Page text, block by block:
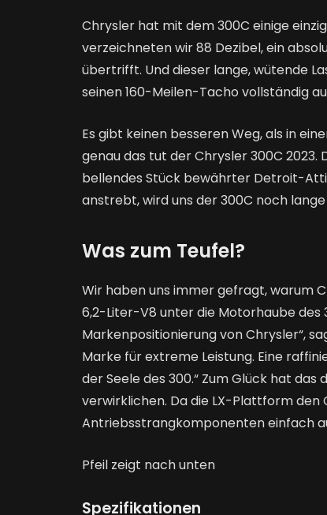
Chrysler hat mit dem 300C einige
verzeichneten wir 88 Dezibel, ein
übertrifft. Und dieser lange, wütende
seinen 160-Meilen-Tacho vollständig
Es gibt keinen besseren Weg, als in
genau das tut der Chrysler 300C
bellendes Stück bewährter Detroit-
anstrebt, wird uns der 300C noch
Was zum Teufel?
Wir haben uns immer gefragt, warum
6,2-Liter-V8 unter die Motorhaube des
Markenpositionierung von Chrysler“,
Marke für extreme Leistung. Eine
der Seele des 300.“ Zum Glück hat
verwirklichen. Da die LX-Plattform den
Antriebsstrangkomponenten einfach
Pfeil zeigt nach unten
Spezifikationen